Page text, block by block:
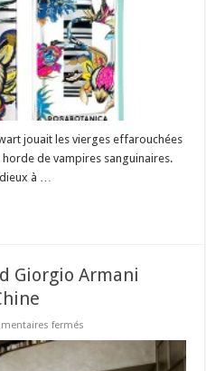
jouait les vierges effarouchées
de vampires sanguinaires.
à …
Giorgio Armani
fermés